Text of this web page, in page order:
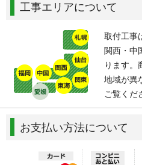
工事エリアについて
取付工事
関西・中
ります。
地域が異
ご覧くだ
お支払い方法について